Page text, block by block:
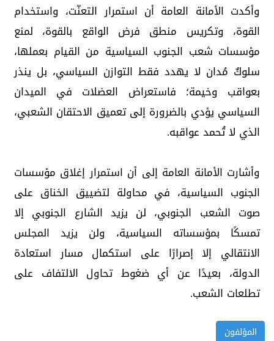
وأكدت الأمانة العامة أن استمرار التعنّت، واستخدام
القوة، وتكريس منطق فرض الواقع بالقوة، لمنع
مؤسسات شعب الجنوب السياسية من القيام بعملها،
سلوكٌ مُدان لا يهدد فقط التوازن السياسي، بل ينذر
بعواقب وخيمة؛ فاستعراض العضلات في الميدان
السياسي يؤدي بالضرورة إلى تعميق الاحتقان الشعبي،
الذي لا تُحمد عواقبه.
وأشارت الأمانة العامة إلى أن استمرار إغلاق مؤسسات
الجنوب السياسية، في محاولة لتضييق الخناق على
صوت الشعب الجنوبي، لن يزيد الشارع الجنوبي إلا
تمسكًا بمؤسساته السياسية، ولن يزيد المجلس
الانتقالي إلا إصرارًا على استكمال مسار استعادة
الدولة، بعيدًا عن أي ضغوط تحاول الالتفاف على
تطلعات الشعب.
المؤلفون